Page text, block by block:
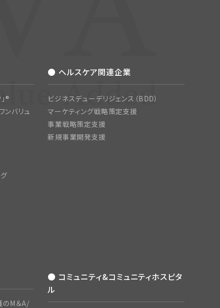
®
ンバリュ
● ヘルスケア関連企業
ビジネスデューデリジェンス（BDD）
マーケティング戦略策定支援
事業戦略策定支援
新規事業開発支援
のM＆A/
● コミュニティ&コミュニティホスピタ
ル